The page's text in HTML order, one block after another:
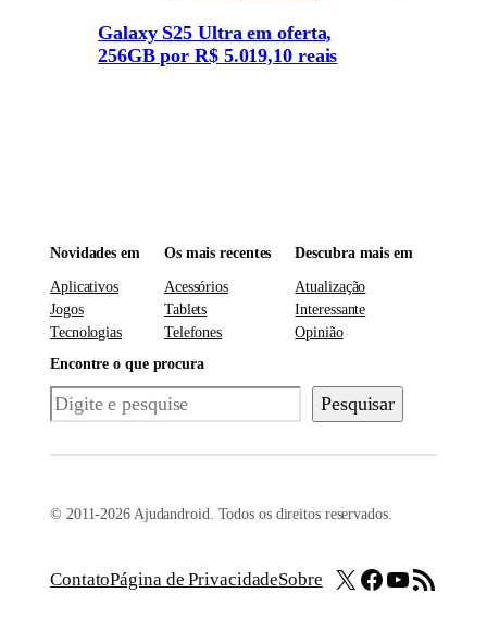
Galaxy S25 Ultra em oferta,
256GB por R$ 5.019,10 reais
Novidades em
Aplicativos
Jogos
Tecnologias
Os mais recentes
Acessórios
Tablets
Telefones
Descubra mais em
Atualização
Interessante
Opinião
Encontre o que procura
Pesquisar Pesquisar
© 2011-2026 Ajudandroid. Todos os direitos reservados.
ContatoPágina de PrivacidadeSobre X Facebook
Youtube
Feed RSS